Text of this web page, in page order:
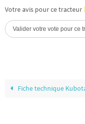
Votre avis pour ce tracteur
Fiche technique